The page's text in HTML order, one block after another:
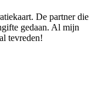
De partner die
gedaan. Al mijn
tevreden!